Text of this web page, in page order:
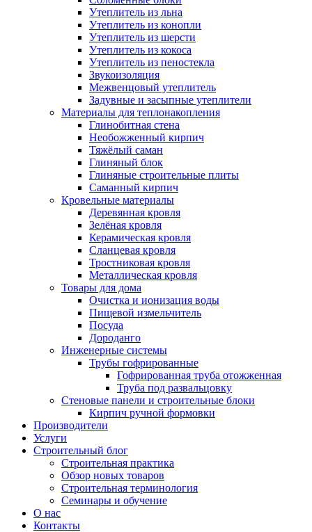
Утеплитель из льна
Утеплитель из конопли
Утеплитель из шерсти
Утеплитель из кокоса
Утеплитель из пеностекла
Звукоизоляция
Межвенцовый утеплитель
Задувные и засыпные утеплители
Материалы для теплонакопления
Глинобитная стена
Необожженный кирпич
Тяжёлый саман
Глиняный блок
Глиняные строительные плиты
Саманный кирпич
Кровельные материалы
Деревянная кровля
Зелёная кровля
Керамическая кровля
Сланцевая кровля
Тростниковая кровля
Металлическая кровля
Товары для дома
Очистка и ионизация воды
Пищевой измельчитель
Посуда
Дороданго
Инженерные системы
Трубы гофрированные
Гофрированная труба отожженная
Труба под развальцовку
Стеновые панели и строительные блоки
Кирпич ручной формовки
Производители
Услуги
Строительный блог
Строительная практика
Обзор новых товаров
Строительная терминология
Семинары и обучение
О нас
Контакты